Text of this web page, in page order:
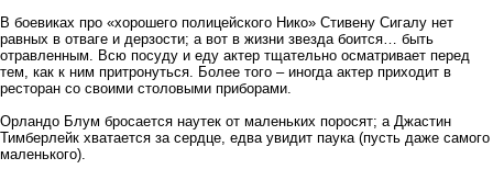
В боевиках про «хорошего полицейского Нико» Стивену Сигалу нет
равных в отваге и дерзости; а вот в жизни звезда боится… быть
отравленным. Всю посуду и еду актер тщательно осматривает перед
тем, как к ним притронуться. Более того – иногда актер приходит в
ресторан со своими столовыми приборами.
Орландо Блум бросается наутек от маленьких поросят; а Джастин
Тимберлейк хватается за сердце, едва увидит паука (пусть даже самого
маленького).